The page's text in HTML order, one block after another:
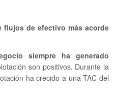
flujos de efectivo más acorde
siempre ha generado
son positivos. Durante la
ha crecido a una TAC del